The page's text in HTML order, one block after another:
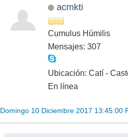
acmkti
Cumulus Húmilis
Mensajes: 307
Ubicación: Catí -
En línea
Domingo 10 Diciembre 2017 13:45:00